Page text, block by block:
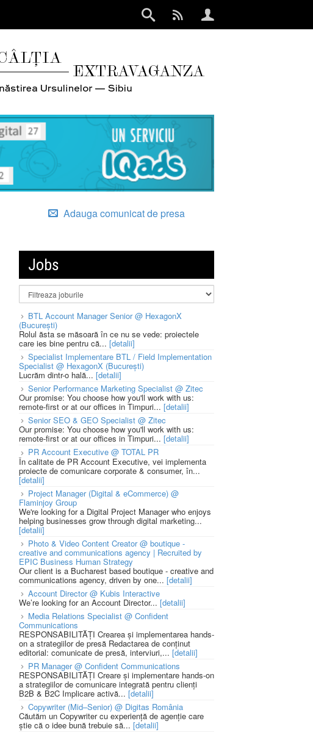
Adauga comunicat de presa
Jobs
BTL Account Manager Senior @ HexagonX
(București)
Rolul ăsta se măsoară în ce nu se vede: proiectele
care ies bine pentru că... [detalii]
Specialist Implementare BTL / Field Implementation
Specialist @ HexagonX (București)
Lucrăm dintr-o hală... [detalii]
Senior Performance Marketing Specialist @ Zitec
Our promise: You choose how you'll work with us:
remote-first or at our offices in Timpuri... [detalii]
Senior SEO & GEO Specialist @ Zitec
Our promise: You choose how you'll work with us:
remote-first or at our offices in Timpuri... [detalii]
PR Account Executive @ TOTAL PR
În calitate de PR Account Executive, vei implementa
proiecte de comunicare corporate & consumer, în...
[detalii]
Project Manager (Digital & eCommerce) @
Flaminjoy Group
We're looking for a Digital Project Manager who enjoys
helping businesses grow through digital marketing...
[detalii]
Photo & Video Content Creator @ boutique -
creative and communications agency | Recruited by
EPIC Business Human Strategy
Our client is a Bucharest based boutique - creative and
communications agency, driven by one... [detalii]
Account Director @ Kubis Interactive
We’re looking for an Account Director... [detalii]
Media Relations Specialist @ Confident
Communications
RESPONSABILITĂȚI Crearea și implementarea hands-
on a strategiilor de presă Redactarea de conținut
editorial: comunicate de presă, interviuri,... [detalii]
PR Manager @ Confident Communications
RESPONSABILITĂȚI Creare și implementare hands-on
a strategiilor de comunicare integrată pentru clienți
B2B & B2C Implicare activă... [detalii]
Copywriter (Mid–Senior) @ Digitas România
Căutăm un Copywriter cu experiență de agenție care
știe că o idee bună trebuie să... [detalii]